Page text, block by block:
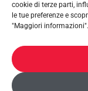
cookie di terze parti,
le tue preferenze e
"Maggiori informazioni".